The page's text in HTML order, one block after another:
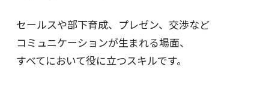
セールスや部下育成、プレゼン、交渉など
コミュニケーションが生まれる場面、
すべてにおいて役に立つスキルです。